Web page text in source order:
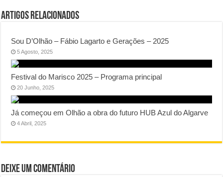
Artigos Relacionados
Sou D’Olhão – Fábio Lagarto e Gerações – 2025
5 Agosto, 2025
Festival do Marisco 2025 – Programa principal
20 Junho, 2025
Já começou em Olhão a obra do futuro HUB Azul do Algarve
4 Abril, 2025
Deixe um comentário